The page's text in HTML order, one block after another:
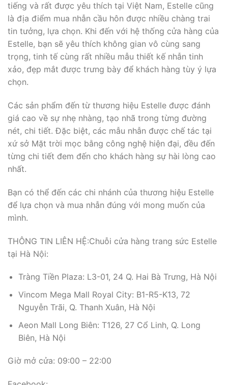
tiếng và rất được yêu thích tại Việt Nam, Estelle cũng
là địa điểm mua nhẫn cầu hôn được nhiều chàng trai
tin tưởng, lựa chọn. Khi đến với hệ thống cửa hàng của
Estelle, bạn sẽ yêu thích không gian vô cùng sang
trọng, tinh tế cùng rất nhiều mẫu thiết kế nhẫn tinh
xảo, đẹp mắt được trưng bày để khách hàng tùy ý lựa
chọn.
Các sản phẩm đến từ thương hiệu Estelle được đánh
giá cao về sự nhẹ nhàng, tạo nhã trong từng đường
nét, chi tiết. Đặc biệt, các mẫu nhẫn được chế tác tại
xứ sở Mặt trời mọc bằng công nghệ hiện đại, đều đến
từng chi tiết đem đến cho khách hàng sự hài lòng cao
nhất.
Bạn có thể đến các chi nhánh của thương hiệu Estelle
để lựa chọn và mua nhẫn đúng với mong muốn của
mình.
THÔNG TIN LIÊN HỆ:Chuỗi cửa hàng trang sức Estelle
tại Hà Nội:
Tràng Tiền Plaza: L3-01, 24 Q. Hai Bà Trưng, Hà Nội
Vincom Mega Mall Royal City: B1-R5-K13, 72
Nguyễn Trãi, Q. Thanh Xuân, Hà Nội
Aeon Mall Long Biên: T126, 27 Cổ Linh, Q. Long
Biên, Hà Nội
Giờ mở cửa: 09:00 – 22:00